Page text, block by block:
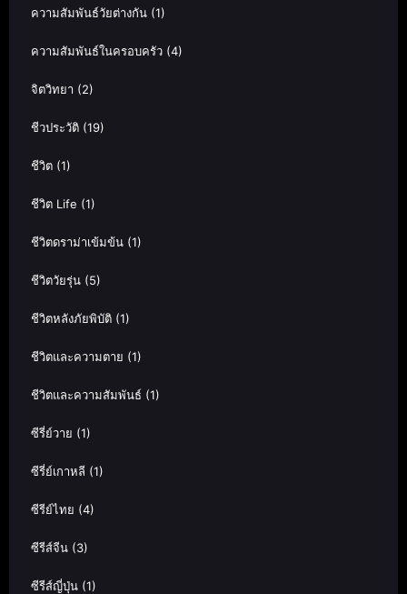
ความสัมพันธ์วัยต่างกัน (1)
ความสัมพันธ์ในครอบครัว (4)
จิตวิทยา (2)
ชีวประวัติ (19)
ชีวิต (1)
ชีวิต Life (1)
ชีวิตดราม่าเข้มข้น (1)
ชีวิตวัยรุ่น (5)
ชีวิตหลังภัยพิบัติ (1)
ชีวิตและความตาย (1)
ชีวิตและความสัมพันธ์ (1)
ซีรี่ย์วาย (1)
ซีรี่ย์เกาหลี (1)
ซีรีย์ไทย (4)
ซีรีส์จีน (3)
ซีรีส์ญี่ปุ่น (1)